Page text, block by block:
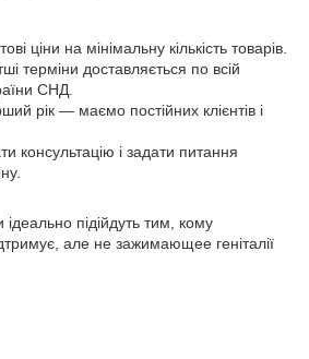
ціни на мінімальну кількість товарів.
терміни доставляється по всій
СНД.
рік — маємо постійних клієнтів і
консультацію і задати питання
ідеально підійдуть тим, кому
але не зажимающее геніталії